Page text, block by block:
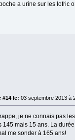
a urine sur les lofric
#14 le: 03 septembre 2013 à
je ne connais pas
145 mais 15 ans. La
me sonder à 165 ans!